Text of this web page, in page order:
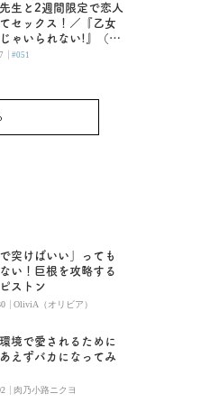
生と2週間限定で恋人
セックス！／『乙女
ゃいられない!』（後
| #051
で突けばいい」っても
い！巨根を攻略する
ストン
| OliviA（オリビア）
境で愛されるために
えずバカになってみ
| 肉乃小路ニクヨ